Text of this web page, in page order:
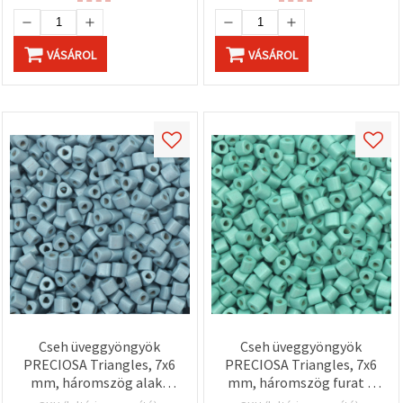
VÁSÁROL VÁSÁROL
Cseh üveggyöngyök
PRECIOSA Triangles, 7x6
mm, háromszög alakú
Cseh üveggyöngyök
PRECIOSA Triangles, 7x6
mm, háromszög furat 2